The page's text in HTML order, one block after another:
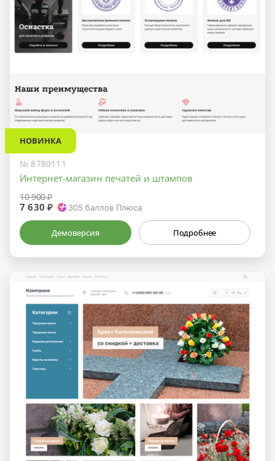
НОВИНКА
№ 8780111
Интернет-магазин печатей и штампов
10 900 ₽
7 630 ₽ 305 баллов Плюса
Демоверсия Подробнее